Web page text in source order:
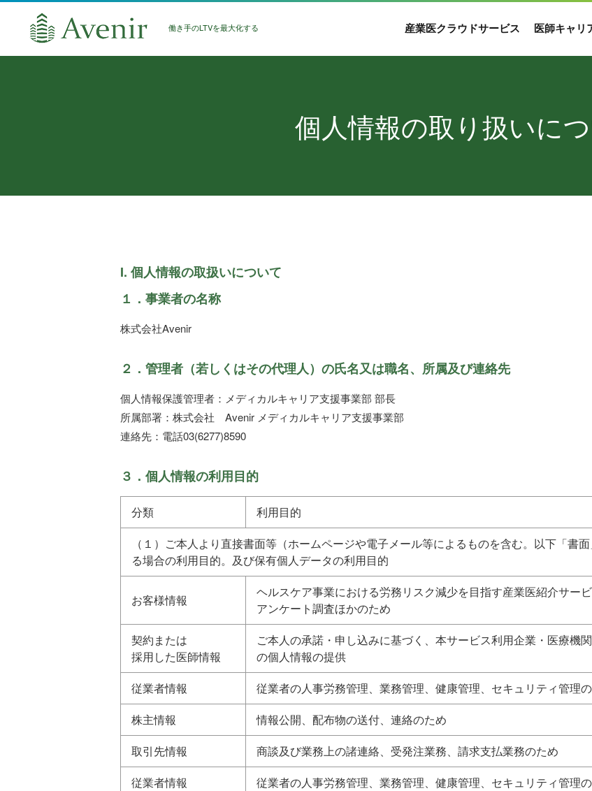
働き手のLTVを最大化する 産業医クラウドサービス 医師キャリ
個人情報の取り扱いに
I. 個人情報の取扱いについて
１．事業者の名称
株式会社Avenir
２．管理者（若しくはその代理人）の氏名又は職名、所属及び連絡先
個人情報保護管理者：メディカルキャリア支援事業部 部長
所属部署：株式会社 Avenir メディカルキャリア支援事業部
連絡先：電話03(6277)8590
３．個人情報の利用目的
分類
利用目的
（１）ご本人より直接書面等（ホームページや電子メール等によるものを含む。以下「書
る場合の利用目的。及び保有個人データの利用目的
お客様情報
ヘルスケア事業における労務リスク減少を目指す産業医紹介サー
アンケート調査ほかのため
契約または
採用した医師情報
ご本人の承諾・申し込みに基づく、本サービス利用企業・医療機
の個人情報の提供
従業者情報
従業者の人事労務管理、業務管理、健康管理、セキュリティ管理
株主情報
情報公開、配布物の送付、連絡のため
取引先情報
商談及び業務上の諸連絡、受発注業務、請求支払業務のため
従業者情報
従業者の人事労務管理、業務管理、健康管理、セキュリティ管理